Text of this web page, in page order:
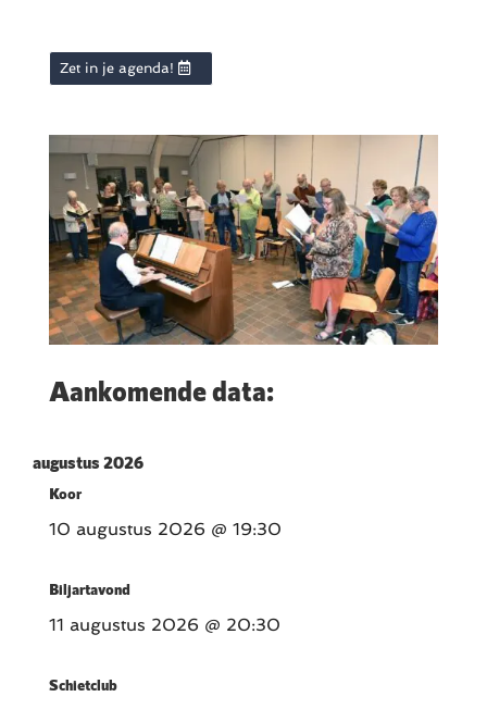
Zet in je agenda!
Aankomende data:
augustus 2026
Koor
10 augustus 2026 @ 19:30
Biljartavond
11 augustus 2026 @ 20:30
Schietclub